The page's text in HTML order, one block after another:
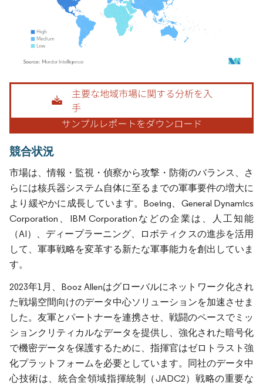
画像 © Mordor Intelligence。再利用にはCC BY 4.0の表示が必要です。
競合状況
市場は、情報・監視・偵察から攻撃・防衛のバランス、さ
らには核兵器システム自体に至るまでの軍事要件の増大に
より緩やかに成長しています。Boeing、General Dynamics
Corporation、IBM Corporationなどの企業は、人工知能
（AI）、ディープラーニング、ロボティクスの進歩を活用
して、軍事戦略を変革する新たな軍事能力を創出していま
す。
2023年1月、Booz Allenはグローバルにネットワーク化され
た戦場空間向けのデータ中心ソリューションを加速させま
した。友軍とパートナーを連携させ、戦闘のペースでミッ
ションクリティカルなデータを提供し、強化された暗号化
で機密データを保護するために、指揮官はゼロトラスト強
化プラットフォームを必要としています。同社のデータ中
心技術は、統合全領域指揮統制（JADC2）戦略の重要な